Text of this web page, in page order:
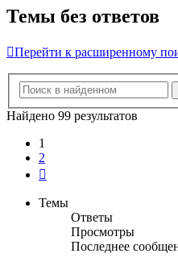
Темы без ответов
Перейти к расширенному
Найдено 99 результатов
1
2
Темы
Ответы
Просмотры
Последнее